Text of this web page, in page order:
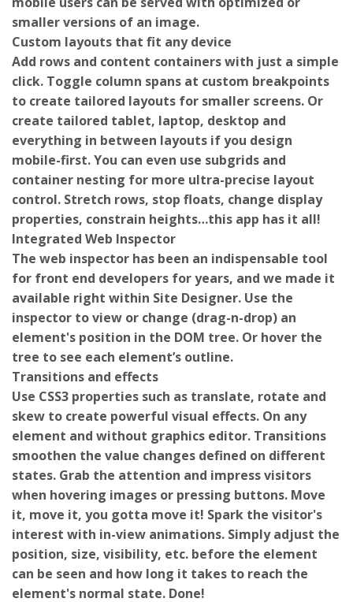
smaller versions of an image.
Custom layouts that fit any device
Add rows and content containers with just a simple
click. Toggle column spans at custom breakpoints
to create tailored layouts for smaller screens. Or
create tailored tablet, laptop, desktop and
everything in between layouts if you design
mobile-first. You can even use subgrids and
container nesting for more ultra-precise layout
control. Stretch rows, stop floats, change display
properties, constrain heights…this app has it all!
Integrated Web Inspector
The web inspector has been an indispensable tool
for front end developers for years, and we made it
available right within Site Designer. Use the
inspector to view or change (drag-n-drop) an
element's position in the DOM tree. Or hover the
tree to see each element’s outline.
Transitions and effects
Use CSS3 properties such as translate, rotate and
skew to create powerful visual effects. On any
element and without graphics editor. Transitions
smoothen the value changes defined on different
states. Grab the attention and impress visitors
when hovering images or pressing buttons. Move
it, move it, you gotta move it! Spark the visitor's
interest with in-view animations. Simply adjust the
position, size, visibility, etc. before the element
can be seen and how long it takes to reach the
element's normal state. Done!